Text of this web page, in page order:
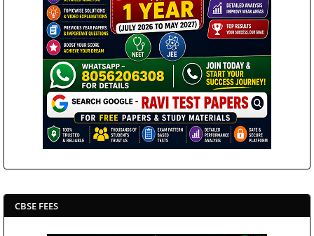
CBSE FEES